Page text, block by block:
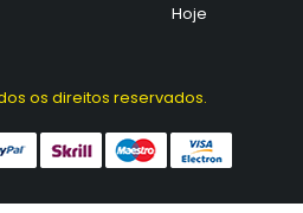
Hoje
os direitos reservados.